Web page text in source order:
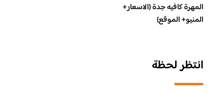
المهرة كافيه جدة (الاسعار+
المنيو+ الموقع)
انتظر لحظة